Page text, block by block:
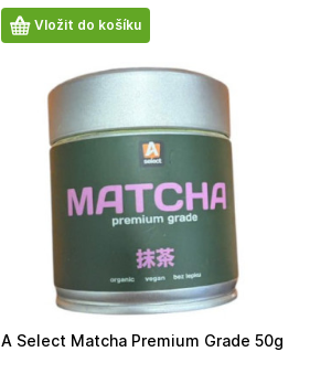
Počet
produktů
Vložit do košíku
A Select Matcha Premium Grade 50g